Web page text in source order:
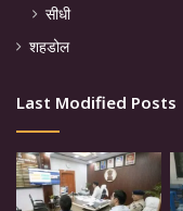
सीधी
शहडोल
Last Modified Posts